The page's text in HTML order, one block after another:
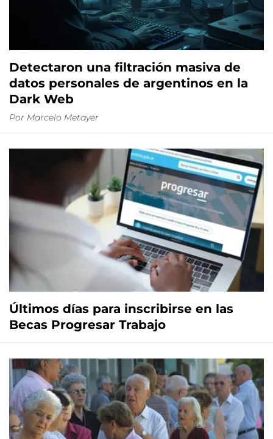
Detectaron una filtración masiva de
datos personales de argentinos en la
Dark Web
Por Marcelo Metayer
Últimos días para inscribirse en las
Becas Progresar Trabajo